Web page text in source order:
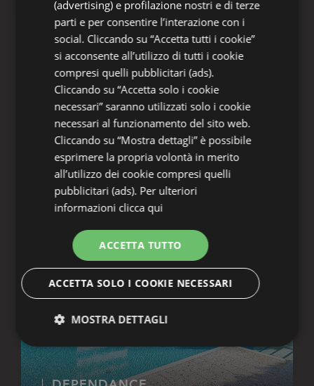
LA PERGOLA
HOTEL****
(advertising) e profilazione nostri e di terze
parti e per consentire l’interazione con i
social. Cliccando su “Accetta tutti i cookie”
si acconsente all’utilizzo di tutti i cookie
compresi quelli pubblicitari (ads).
Cliccando su “Accetta solo i cookie
necessari” saranno utilizzati solo i cookie
necessari al funzionamento del sito web.
Cliccando su “Mostra dettagli” è possibile
esprimere la propria volontà in merito
all’utilizzo dei cookie compresi quelli
pubblicitari (ads). Per ulteriori
informazioni clicca qui
ACCETTA TUTTO
ACCETTA SOLO I COOKIE NECESSARI
MOSTRA DETTAGLI
Tecnici Analitici Profilazione